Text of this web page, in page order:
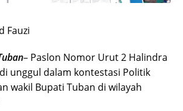
Fauzi
– Paslon Nomor Urut 2 Halindra
unggul dalam kontestasi Politik
wakil Bupati Tuban di wilayah